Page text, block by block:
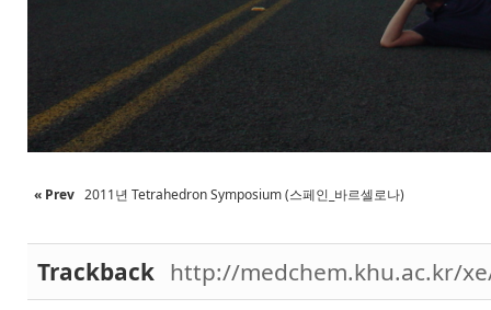
« Prev 2011년 Tetrahedron Symposium (스페인_바르셀로나)
Trackback http://medchem.khu.ac.kr/